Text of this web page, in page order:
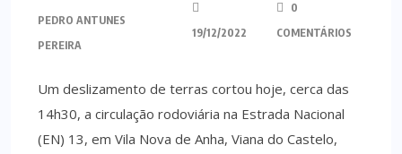
PEDRO ANTUNES
PEREIRA
19/12/2022
0
COMENTÁRIOS
Um deslizamento de terras cortou hoje, cerca das
14h30, a circulação rodoviária na Estrada Nacional
(EN) 13, em Vila Nova de Anha, Viana do Castelo,